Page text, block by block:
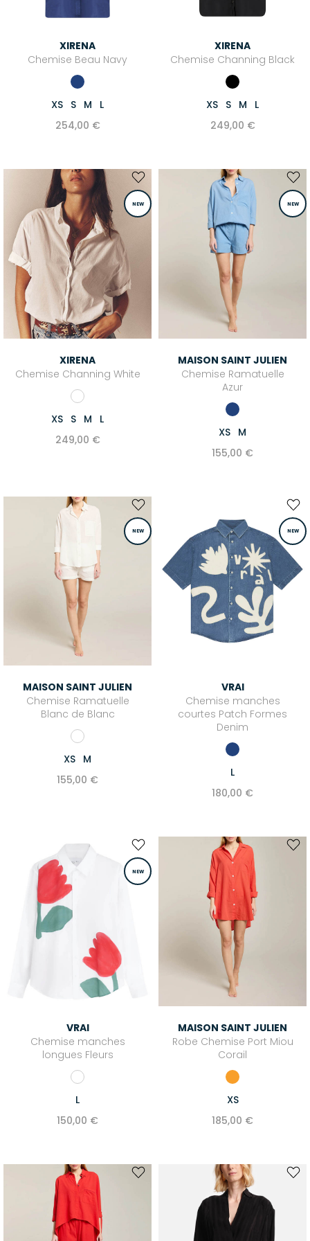
XIRENA
Chemise Beau Navy
XS S M
L
254,00 €
XIRENA
Chemise Channing Black
XS S M
L
249,00 €
NEW
XIRENA
Chemise Channing White
XS S M
L
249,00 €
NEW
MAISON SAINT JULIEN
Chemise Ramatuelle
Azur
XS M
155,00 €
NEW
MAISON SAINT JULIEN
Chemise Ramatuelle
Blanc de Blanc
XS M
155,00 €
NEW
VRAI
Chemise manches
courtes Patch Formes
Denim
L
180,00 €
NEW
VRAI
Chemise manches
longues Fleurs
L
150,00 €
MAISON SAINT JULIEN
Robe Chemise Port Miou
Corail
XS
185,00 €